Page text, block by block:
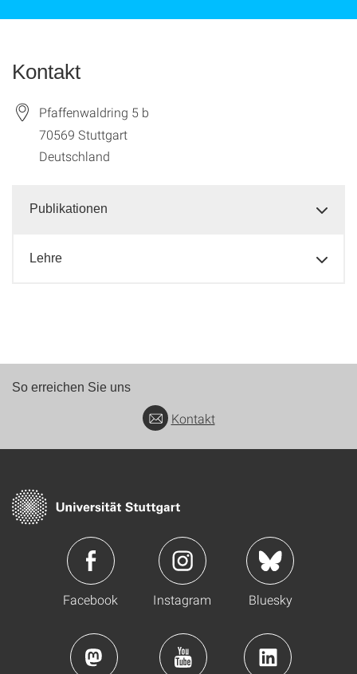
Kontakt
Pfaffenwaldring 5 b
70569 Stuttgart
Deutschland
Publikationen
Lehre
So erreichen Sie uns
Kontakt
Facebook Instagram Bluesky